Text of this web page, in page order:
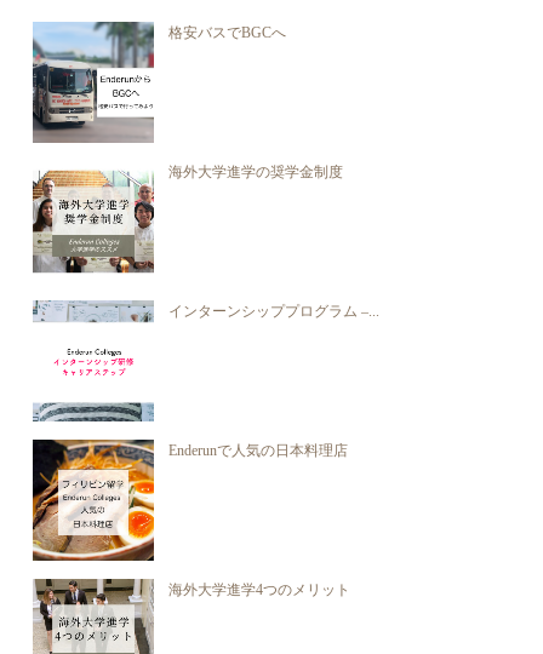
格安バスでBGCへ
海外大学進学の奨学金制度
インターンシッププログラム –...
Enderunで人気の日本料理店
海外大学進学4つのメリット